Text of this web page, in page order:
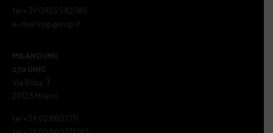
tel +39 0825 582740
e-mail ssip@ssip.it
MILANO (MI)
c/o UNIC
Via Brisa, 3
20123 Milano
tel +39 02 8807711